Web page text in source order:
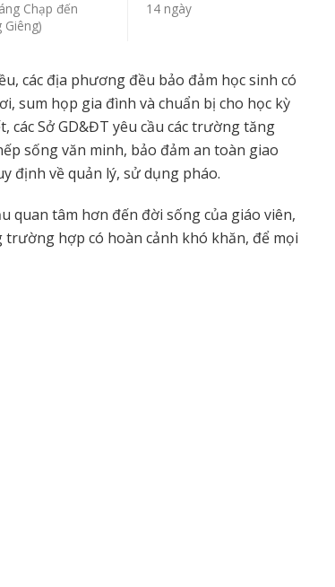
Chạp đến
14 ngày
các địa phương đều bảo đảm học sinh có
sum họp gia đình và chuẩn bị cho học kỳ
Sở GD&ĐT yêu cầu các trường tăng
sống văn minh, bảo đảm an toàn giao
định về quản lý, sử dụng pháo.
quan tâm hơn đến đời sống của giáo viên,
hợp có hoàn cảnh khó khăn, để mọi